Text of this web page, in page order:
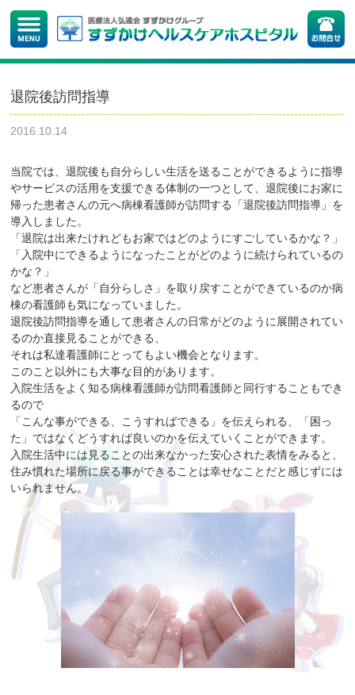
退院後訪問指導
2016.10.14
当院では、退院後も自分らしい生活を送ることができるように指導
やサービスの活用を支援できる体制の一つとして、退院後にお家に
帰った患者さんの元へ病棟看護師が訪問する「退院後訪問指導」を
導入しました。
「退院は出来たけれどもお家ではどのようにすごしているかな？」
「入院中にできるようになったことがどのように続けられているの
かな？」
など患者さんが「自分らしさ」を取り戻すことができているのか病
棟の看護師も気になっていました。
退院後訪問指導を通して患者さんの日常がどのように展開されてい
るのか直接見ることができる、
それは私達看護師にとってもよい機会となります。
このこと以外にも大事な目的があります。
入院生活をよく知る病棟看護師が訪問看護師と同行することもでき
るので
「こんな事ができる、こうすればできる」を伝えられる、「困っ
た」ではなくどうすれば良いのかを伝えていくことができます。
入院生活中には見ることの出来なかった安心された表情をみると、
住み慣れた場所に戻る事ができることは幸せなことだと感じずには
いられません。